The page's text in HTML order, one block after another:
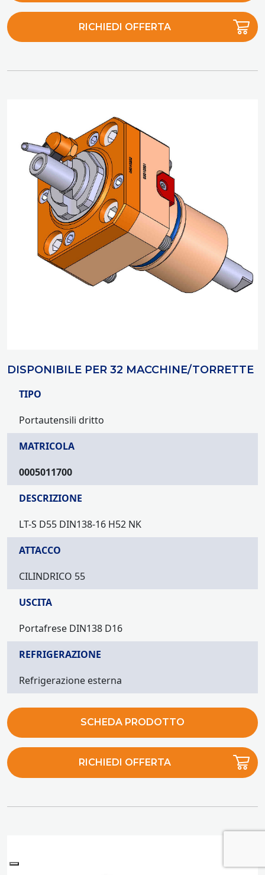
RICHIEDI OFFERTA
DISPONIBILE PER 32 MACCHINE/TORRETTE
TIPO
Portautensili dritto
MATRICOLA
0005011700
DESCRIZIONE
LT-S D55 DIN138-16 H52 NK
ATTACCO
CILINDRICO 55
USCITA
Portafrese DIN138 D16
REFRIGERAZIONE
Refrigerazione esterna
SCHEDA PRODOTTO
RICHIEDI OFFERTA